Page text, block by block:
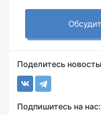
Поделитесь
Подпишитесь на нас: